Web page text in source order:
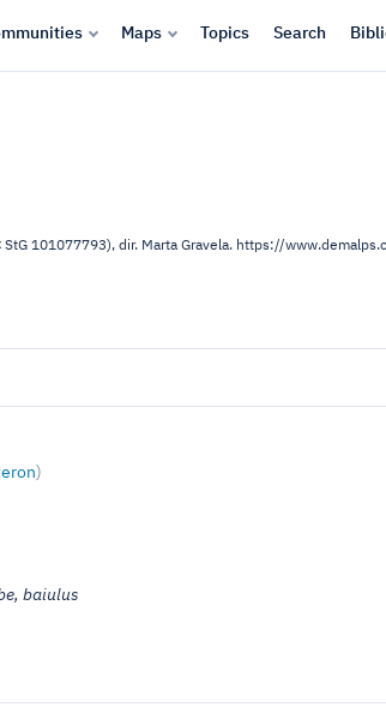
Maps Topics Search
StG 101077793), dir. Marta Gravela. https://
)
baiulus